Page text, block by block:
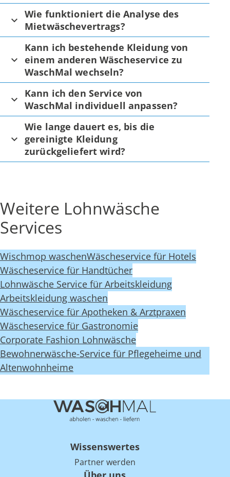
Wie funktioniert die Analyse des
Mietwäschevertrags?
Kann ich bestehende Kleidung von
einem anderen Wäscheservice zu
WaschMal wechseln?
Kann ich den Service von
WaschMal individuell anpassen?
Wie lange dauert es, bis die
gereinigte Kleidung
zurückgeliefert wird?
Weitere Lohnwäsche
Services
Wischmop waschenWäscheservice für Hotels
Wäscheservice für Handtücher
Lohnwäsche Service für Arbeitskleidung
Arbeitskleidung waschen
Wäscheservice für Apotheken & Arztpraxen
Wäscheservice für Gastronomie
Corporate Fashion Lohnwäsche
Bewohnerwäsche-Service für Pflegeheime und
Altenwohnheime
Wissenswertes
Partner werden